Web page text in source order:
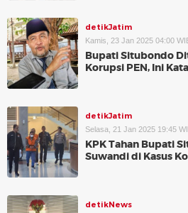
detikJatim
Kamis, 23 Jan 2025 04:00
Bupati Situbondo
Korupsi PEN, Ini
detikJatim
Selasa, 21 Jan 2025 19:45
KPK Tahan Bupati
Suwandi di Kasus
detikNews